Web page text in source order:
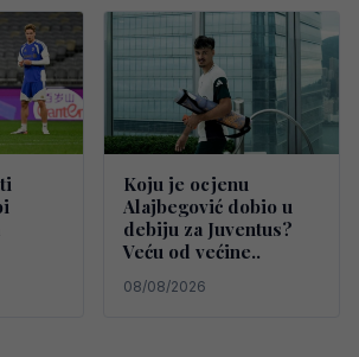
Koju je ocjenu
Alajbegović dobio u
debiju za Juventus?
Veću od većine..
08/08/2026